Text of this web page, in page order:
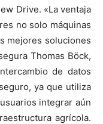
Drive. «La ventaja
no solo máquinas
mejores soluciones
Thomas Böck,
de datos
ya que utiliza
integrar aún
agrícola.